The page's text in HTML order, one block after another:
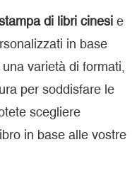
di libri cinesi e
in base
varietà di formati,
per soddisfare le
scegliere
in base alle vostre